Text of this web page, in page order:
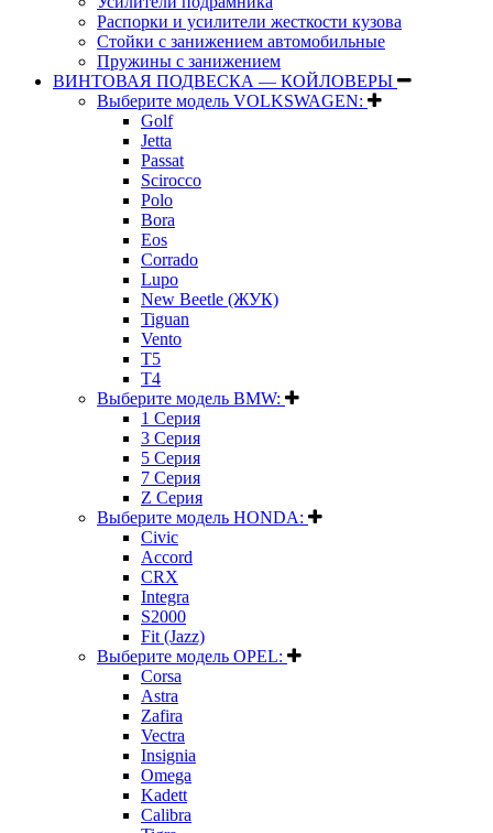
Распорки и усилители жесткости кузова
Стойки с занижением автомобильные
Пружины с занижением
ВИНТОВАЯ ПОДВЕСКА — КОЙЛОВЕРЫ
Выберите модель VOLKSWAGEN:
Golf
Jetta
Passat
Scirocco
Polo
Bora
Eos
Corrado
Lupo
New Beetle (ЖУК)
Tiguan
Vento
T5
T4
Выберите модель BMW:
1 Серия
3 Серия
5 Серия
7 Серия
Z Серия
Выберите модель HONDA:
Civic
Accord
CRX
Integra
S2000
Fit (Jazz)
Выберите модель OPEL:
Corsa
Astra
Zafira
Vectra
Insignia
Omega
Kadett
Calibra